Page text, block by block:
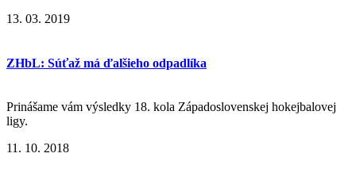
13. 03. 2019
ZHbL: Súťaž má ďalšieho odpadlíka
Prinášame vám výsledky 18. kola Západoslovenskej hokejbalovej
ligy.
11. 10. 2018